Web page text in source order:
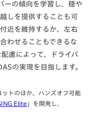
ーの傾向を学習し、穏や
しを提供することも可
近を維持するか、左右
わせることもできるな
慮によって、ドライバ
の実現を目指します。
トのほか、ハンズオフ可能
Elite 」を開発し、